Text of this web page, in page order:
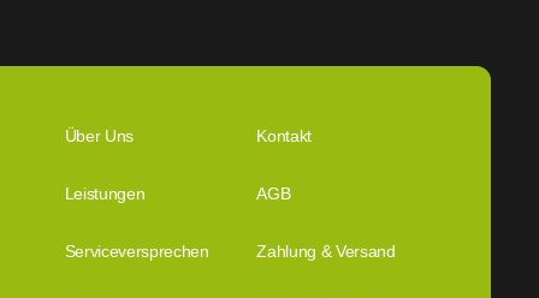
Über Uns Kontakt
Leistungen AGB
Serviceversprechen Zahlung & Versand